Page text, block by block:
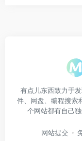
有点儿东西致力于
件、网盘、编程搜索
个网站都有自己
网站提交